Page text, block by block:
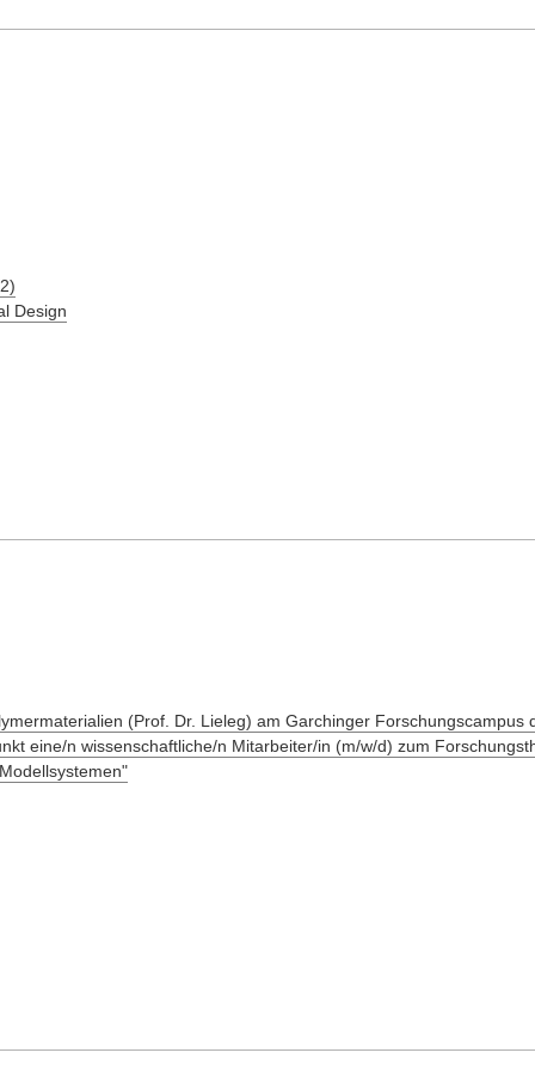
Design
(Prof. Dr. Lieleg) am Garchinger Forschungscampus
eine/n wissenschaftliche/n Mitarbeiter/in (m/w/d) zum